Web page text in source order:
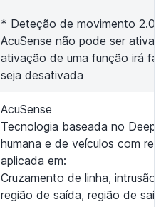
* Deteção de movimento 2.0,
AcuSense não pode ser
ativação de uma função irá
seja desativada
AcuSense
Tecnologia baseada no
humana e de veículos com
aplicada em:
Cruzamento de linha, intrusão
região de saída, região de